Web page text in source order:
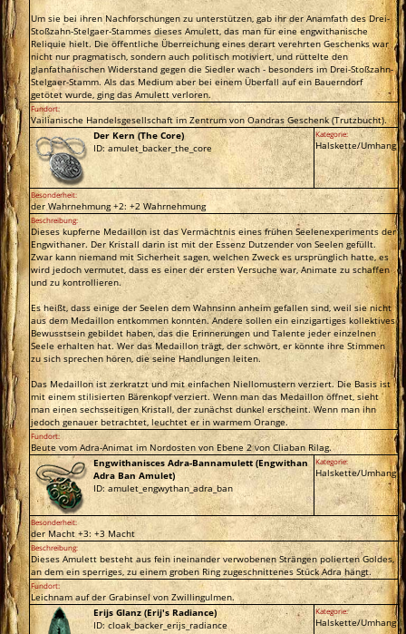
Um sie bei ihren Nachforschungen zu unterstützen, gab ihr der Anamfath des Drei-
Stoßzahn-Stelgaer-Stammes dieses Amulett, das man für eine engwithanische
Reliquie hielt. Die öffentliche Überreichung eines derart verehrten Geschenks war
nicht nur pragmatisch, sondern auch politisch motiviert, und rüttelte den
glanfathanischen Widerstand gegen die Siedler wach - besonders im Drei-Stoßzahn-
Stelgaer-Stamm. Als das Medium aber bei einem Überfall auf ein Bauerndorf
getötet wurde, ging das Amulett verloren.
Fundort:
Vailianische Handelsgesellschaft im Zentrum von Oandras Geschenk (Trutzbucht).
Der Kern (The Core)
ID: amulet_backer_the_core
Kategorie:
Halskette/Umhang
Besonderheit:
der Wahrnehmung +2: +2 Wahrnehmung
Beschreibung:
Dieses kupferne Medaillon ist das Vermächtnis eines frühen Seelenexperiments der
Engwithaner. Der Kristall darin ist mit der Essenz Dutzender von Seelen gefüllt.
Zwar kann niemand mit Sicherheit sagen, welchen Zweck es ursprünglich hatte, es
wird jedoch vermutet, dass es einer der ersten Versuche war, Animate zu schaffen
und zu kontrollieren.
Es heißt, dass einige der Seelen dem Wahnsinn anheim gefallen sind, weil sie nicht
aus dem Medaillon entkommen konnten. Andere sollen ein einzigartiges kollektives
Bewusstsein gebildet haben, das die Erinnerungen und Talente jeder einzelnen
Seele erhalten hat. Wer das Medaillon trägt, der schwört, er könnte ihre Stimmen
zu sich sprechen hören, die seine Handlungen leiten.
Das Medaillon ist zerkratzt und mit einfachen Niellomustern verziert. Die Basis ist
mit einem stilisierten Bärenkopf verziert. Wenn man das Medaillon öffnet, sieht
man einen sechsseitigen Kristall, der zunächst dunkel erscheint. Wenn man ihn
jedoch genauer betrachtet, leuchtet er in warmem Orange.
Fundort:
Beute vom Adra-Animat im Nordosten von Ebene 2 von Cliaban Rilag.
Engwithanisces Adra-Bannamulett (Engwithan
Adra Ban Amulet)
ID: amulet_engwythan_adra_ban
Kategorie:
Halskette/Umhang
Besonderheit:
der Macht +3: +3 Macht
Beschreibung:
Dieses Amulett besteht aus fein ineinander verwobenen Strängen polierten Goldes,
an dem ein sperriges, zu einem groben Ring zugeschnittenes Stück Adra hängt.
Fundort:
Leichnam auf der Grabinsel von Zwillingulmen.
Erijs Glanz (Erij's Radiance)
ID: cloak_backer_erijs_radiance
Kategorie:
Halskette/Umhang